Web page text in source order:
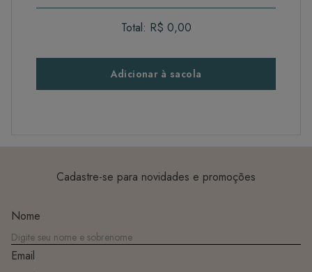
Total: R$ 0,00
Adicionar à sacola
Cadastre-se para novidades e promoções
Nome
Email